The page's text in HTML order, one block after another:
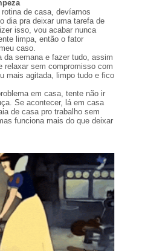
de casa, devíamos
dia pra deixar uma tarefa de
isso, vou acabar nunca
limpa, então o fator
caso.
da semana e fazer tudo, assim
relaxar sem compromisso com
mais agitada, limpo tudo e fico
em casa, tente não ir
Se acontecer, lá em casa
de casa pro trabalho sem
funciona mais do que deixar